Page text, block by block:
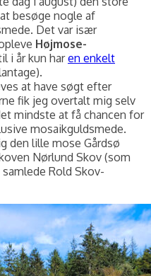
besøge nogle af
Det var især
Højmose-
i år kun haren enkelt
at have søgt efter
fik jeg overtalt mig selv
mindste at få chancen for
mosaikguldsmede.
den lille mose Gårdsø
Nørlund Skov (som
Rold Skov-